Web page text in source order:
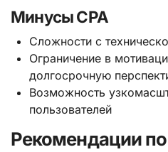
Минусы CPA
Сложности с
Ограничение в
долгосрочную
Возможность
пользователей
Рекомендации